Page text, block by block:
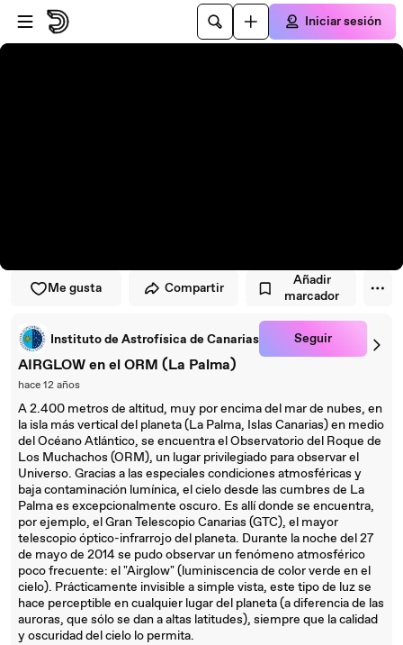
Saltar al reproductor
Saltar al contenido principal
Iniciar sesión
Me gusta Compartir
Añadir
marcador
Instituto de Astrofísica de Canarias Seguir
AIRGLOW en el ORM (La Palma)
hace 12 años
A 2.400 metros de altitud, muy por encima del mar de nubes, en
la isla más vertical del planeta (La Palma, Islas Canarias) en medio
del Océano Atlántico, se encuentra el Observatorio del Roque de
Los Muchachos (ORM), un lugar privilegiado para observar el
Universo. Gracias a las especiales condiciones atmosféricas y
baja contaminación lumínica, el cielo desde las cumbres de La
Palma es excepcionalmente oscuro. Es allí donde se encuentra,
por ejemplo, el Gran Telescopio Canarias (GTC), el mayor
telescopio óptico-infrarrojo del planeta. Durante la noche del 27
de mayo de 2014 se pudo observar un fenómeno atmosférico
poco frecuente: el "Airglow" (luminiscencia de color verde en el
cielo). Prácticamente invisible a simple vista, este tipo de luz se
hace perceptible en cualquier lugar del planeta (a diferencia de las
auroras, que sólo se dan a altas latitudes), siempre que la calidad
y oscuridad del cielo lo permita.